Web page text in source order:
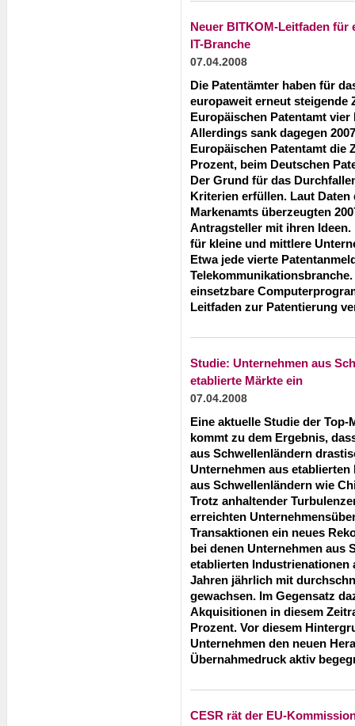
Neuer BITKOM-Leitfaden
IT-Branche
07.04.2008
Die Patentämter haben für
europaweit erneut steigende
Europäischen Patentamt
Allerdings sank dagegen
Europäischen Patentamt die
Prozent, beim Deutschen
Der Grund für das
Kriterien erfüllen. Laut Daten
Markenamts überzeugten
Antragsteller mit ihren Ideen.
für kleine und mittlere
Etwa jede vierte
einsetzbare
Leitfaden zur Patentierung
Studie: Unternehmen aus
etablierte Märkte ein
07.04.2008
Eine aktuelle Studie der Top-
kommt zu dem Ergebnis,
aus Schwellenländern
Unternehmen aus
aus Schwellenländern wie
Trotz anhaltender
erreichten
Transaktionen ein neues
bei denen Unternehmen aus
etablierten Industrienationen
Jahren jährlich mit
gewachsen. Im Gegensatz
Akquisitionen in diesem
Prozent. Vor diesem
Unternehmen den neuen
Übernahmedruck aktiv
CESR rät der EU-